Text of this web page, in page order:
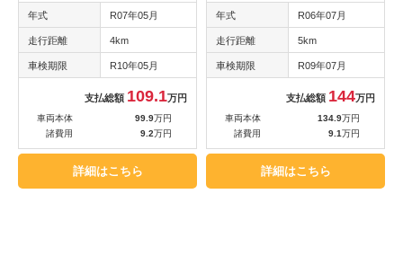
年式 R07年05月
走行距離 4km
車検期限 R10年05月
支払総額 109.1万円
車両本体 99.9万円
諸費用
9.2万円
詳細はこちら
年式 R06年07月
走行距離 5km
車検期限 R09年07月
支払総額 144万円
車両本体 134.9万円
諸費用
9.1万円
詳細はこちら